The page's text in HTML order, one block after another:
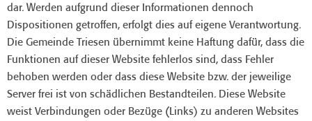
dar. Werden aufgrund dieser Informationen dennoch
Dispositionen getroffen, erfolgt dies auf eigene Verantwortung.
Die Gemeinde Triesen übernimmt keine Haftung dafür, dass die
Funktionen auf dieser Website fehlerlos sind, dass Fehler
behoben werden oder dass diese Website bzw. der jeweilige
Server frei ist von schädlichen Bestandteilen. Diese Website
weist Verbindungen oder Bezüge (Links) zu anderen Websites